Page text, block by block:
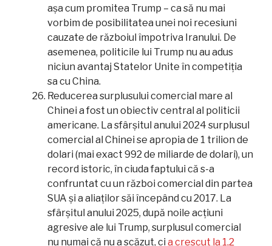
așa cum promitea Trump – ca să nu mai
vorbim de posibilitatea unei noi recesiuni
cauzate de războiul împotriva Iranului. De
asemenea, politicile lui Trump nu au adus
niciun avantaj Statelor Unite în competiția
sa cu China.
Reducerea surplusului comercial mare al
Chinei a fost un obiectiv central al politicii
americane. La sfârșitul anului 2024 surplusul
comercial al Chinei se apropia de 1 trilion de
dolari (mai exact 992 de miliarde de dolari), un
record istoric, în ciuda faptului că s-a
confruntat cu un război comercial din partea
SUA și a aliaților săi începând cu 2017. La
sfârșitul anului 2025, după noile acțiuni
agresive ale lui Trump, surplusul comercial
nu numai că nu a scăzut, ci a crescut la 1,2